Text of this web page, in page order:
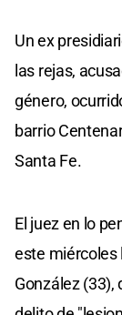
Un ex
las rejas,
género,
barrio
Santa Fe.
El juez en lo
este miércoles
González (33),